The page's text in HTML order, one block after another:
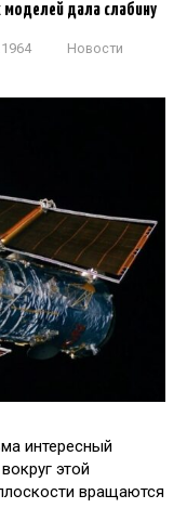
дала слабину
Новости
интересный
этой
вращаются